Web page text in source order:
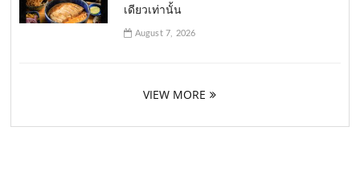
เดียวเท่านั้น
August 7, 2026
VIEW MORE